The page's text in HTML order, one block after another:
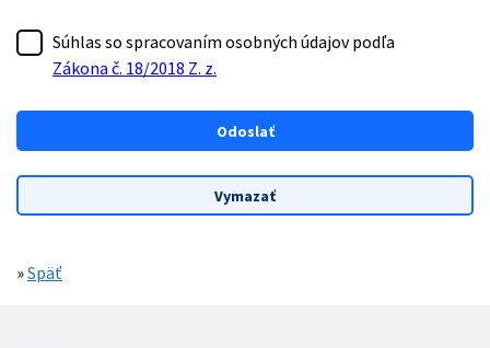
Súhlas so spracovaním osobných údajov podľa
Zákona č. 18/2018 Z. z.
»Späť